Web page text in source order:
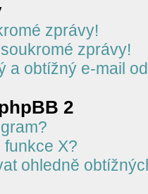
zprávy!
zprávy!
a obtížný e-mail
2
X?
ohledně